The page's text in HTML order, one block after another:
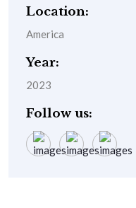
Location:
America
Year:
2023
Follow us: